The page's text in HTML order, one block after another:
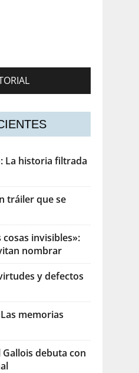
La historia filtrada
tráiler que se
invisibles»:
nombrar
y defectos
memorias
debuta con